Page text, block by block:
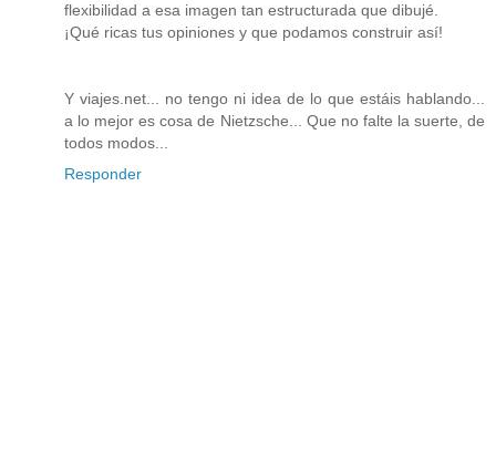
flexibilidad a esa imagen tan estructurada que dibujé.
¡Qué ricas tus opiniones y que podamos construir así!
Y viajes.net... no tengo ni idea de lo que estáis hablando...
a lo mejor es cosa de Nietzsche... Que no falte la suerte, de
todos modos...
Responder